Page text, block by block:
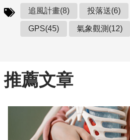
追風計畫(8) 投落送(6)
GPS(45) 氣象觀測(12)
推薦文章